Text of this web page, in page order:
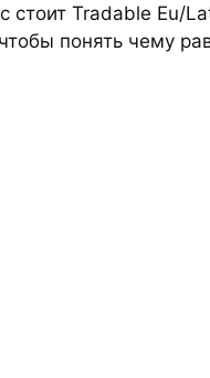
Tradable Eu/
понять чему